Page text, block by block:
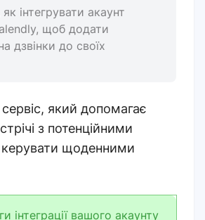
інтегрувати акаунт
щоб додати
дзвінки до своїх
який допомагає
з потенційними
керувати щоденними
інтеграції вашого акаунту